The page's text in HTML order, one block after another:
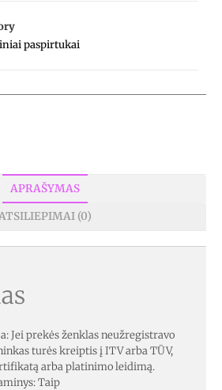
paspirtukai
APRAŠYMAS
(0)
Jei prekės ženklas neužregistravo
turės kreiptis į ITV arba TÜV,
arba platinimo leidimą.
Taip